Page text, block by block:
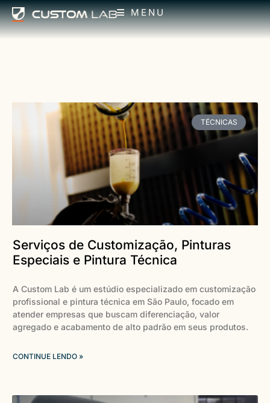
MENU
TÉCNICAS
Serviços de Customização, Pinturas
Especiais e Pintura Técnica
A Custom Lab é um estúdio especializado em customização
profissional e pintura técnica em São Paulo, focado em
atender empresas que buscam diferenciação, valor
agregado e acabamento de alto padrão em seus produtos.
CONTINUE LENDO »